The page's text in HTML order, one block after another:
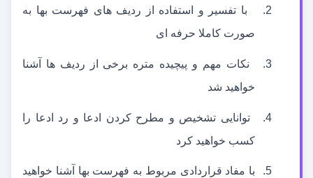
با تفسیر و استفاده از ردیف های فهرست بها به
صورت کاملا حرفه ای
نکات مهم و پیچیده متره برخی از ردیف ها آشنا
خواهید شد
توانایی تشخیص و مطرح کردن ادعا و رد ادعا را
کسب خواهید کرد
با مفاد قراردادی مربوط به فهرست بها آشنا خواهید